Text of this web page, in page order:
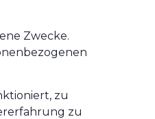
Zwecke.
zu
zu